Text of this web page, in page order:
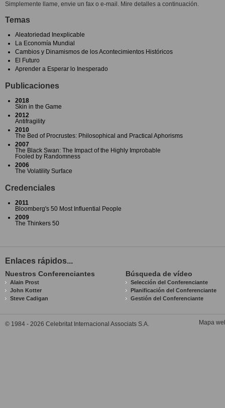
Simplemente llame, envie un fax o e-mail. Mire detalles a continuación.
Temas
Aleatoriedad Inexplicable
La Economía Mundial
Cambios y Dinamismos de los Acontecimientos Históricos
El Futuro
Aprender a Esperar lo Inesperado
Publicaciones
2018
Skin in the Game
2012
Antifragility
2010
The Bed of Procrustes: Philosophical and Practical Aphorisms
2007
The Black Swan: The Impact of the Highly Improbable
Fooled by Randomness
2006
The Volatility Surface
Credenciales
2011
Bloomberg's 50 Most Influential People
2009
The Thinkers 50
Enlaces rápidos...
Nuestros Conferenciantes
Alain Prost
John Kotter
Steve Cadigan
Búsqueda de vídeo
Selección del Conferenciante
Planificación del Conferenciante
Gestión del Conferenciante
© 1984 - 2026 Celebritat Internacional Associats S.A. Mapa